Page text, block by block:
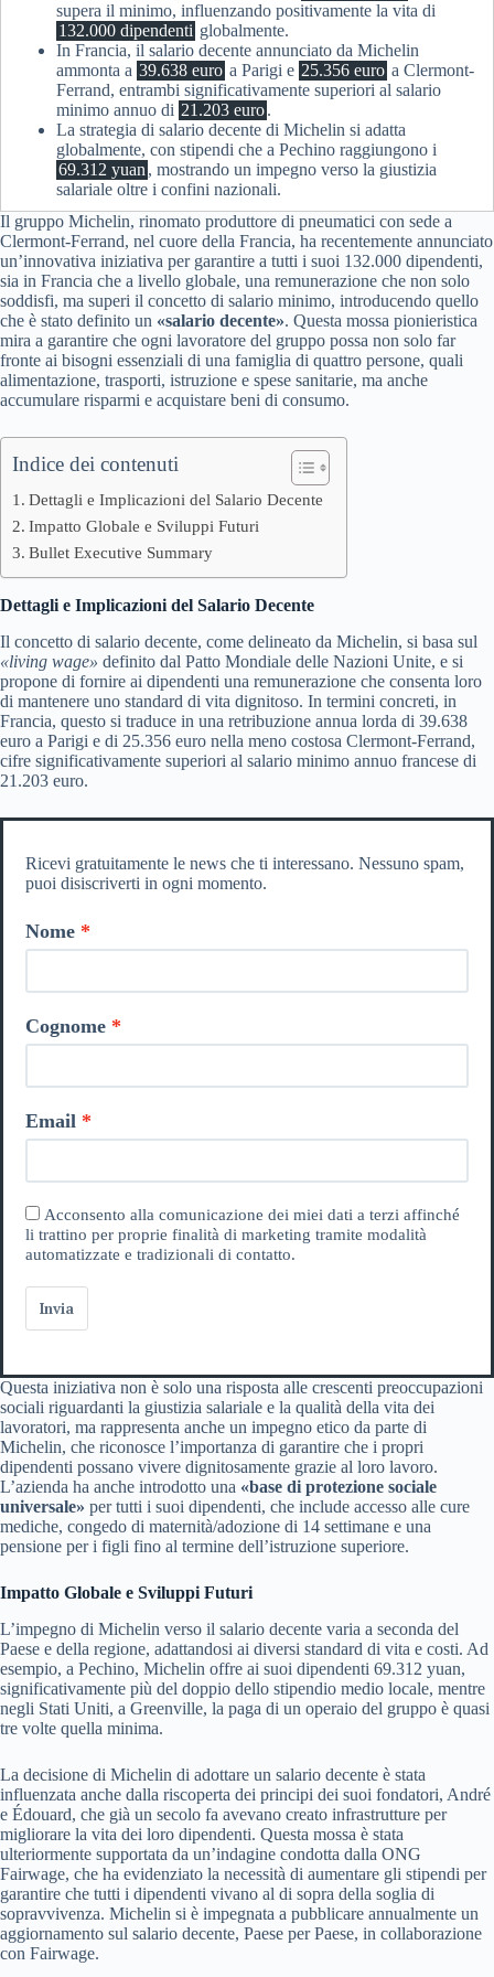
supera il minimo, influenzando positivamente la vita di
132.000 dipendenti globalmente.
In Francia, il salario decente annunciato da Michelin
ammonta a 39.638 euro a Parigi e 25.356 euro a Clermont-
Ferrand, entrambi significativamente superiori al salario
minimo annuo di 21.203 euro.
La strategia di salario decente di Michelin si adatta
globalmente, con stipendi che a Pechino raggiungono i
69.312 yuan , mostrando un impegno verso la giustizia
salariale oltre i confini nazionali.
Il gruppo Michelin, rinomato produttore di pneumatici con sede a
Clermont-Ferrand, nel cuore della Francia, ha recentemente annunciato
un’innovativa iniziativa per garantire a tutti i suoi 132.000 dipendenti,
sia in Francia che a livello globale, una remunerazione che non solo
soddisfi, ma superi il concetto di salario minimo, introducendo quello
che è stato definito un «salario decente». Questa mossa pionieristica
mira a garantire che ogni lavoratore del gruppo possa non solo far
fronte ai bisogni essenziali di una famiglia di quattro persone, quali
alimentazione, trasporti, istruzione e spese sanitarie, ma anche
accumulare risparmi e acquistare beni di consumo.
Indice dei contenuti
Dettagli e Implicazioni del Salario Decente
Impatto Globale e Sviluppi Futuri
Bullet Executive Summary
Dettagli e Implicazioni del Salario Decente
Il concetto di salario decente, come delineato da Michelin, si basa sul
«living wage» definito dal Patto Mondiale delle Nazioni Unite, e si
propone di fornire ai dipendenti una remunerazione che consenta loro
di mantenere uno standard di vita dignitoso. In termini concreti, in
Francia, questo si traduce in una retribuzione annua lorda di 39.638
euro a Parigi e di 25.356 euro nella meno costosa Clermont-Ferrand,
cifre significativamente superiori al salario minimo annuo francese di
21.203 euro.
Ricevi gratuitamente le news che ti interessano. Nessuno spam,
puoi disiscriverti in ogni momento.
Nome
Cognome
Email
Acconsento alla comunicazione dei miei dati a terzi affinché
li trattino per proprie finalità di marketing tramite modalità
automatizzate e tradizionali di contatto.
Invia
Questa iniziativa non è solo una risposta alle crescenti preoccupazioni
sociali riguardanti la giustizia salariale e la qualità della vita dei
lavoratori, ma rappresenta anche un impegno etico da parte di
Michelin, che riconosce l’importanza di garantire che i propri
dipendenti possano vivere dignitosamente grazie al loro lavoro.
L’azienda ha anche introdotto una «base di protezione sociale
universale» per tutti i suoi dipendenti, che include accesso alle cure
mediche, congedo di maternità/adozione di 14 settimane e una
pensione per i figli fino al termine dell’istruzione superiore.
Impatto Globale e Sviluppi Futuri
L’impegno di Michelin verso il salario decente varia a seconda del
Paese e della regione, adattandosi ai diversi standard di vita e costi. Ad
esempio, a Pechino, Michelin offre ai suoi dipendenti 69.312 yuan,
significativamente più del doppio dello stipendio medio locale, mentre
negli Stati Uniti, a Greenville, la paga di un operaio del gruppo è quasi
tre volte quella minima.
La decisione di Michelin di adottare un salario decente è stata
influenzata anche dalla riscoperta dei principi dei suoi fondatori, André
e Édouard, che già un secolo fa avevano creato infrastrutture per
migliorare la vita dei loro dipendenti. Questa mossa è stata
ulteriormente supportata da un’indagine condotta dalla ONG
Fairwage, che ha evidenziato la necessità di aumentare gli stipendi per
garantire che tutti i dipendenti vivano al di sopra della soglia di
sopravvivenza. Michelin si è impegnata a pubblicare annualmente un
aggiornamento sul salario decente, Paese per Paese, in collaborazione
con Fairwage.